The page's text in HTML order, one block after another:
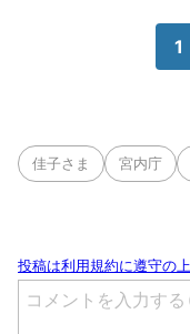
1
佳子さま 宮内庁